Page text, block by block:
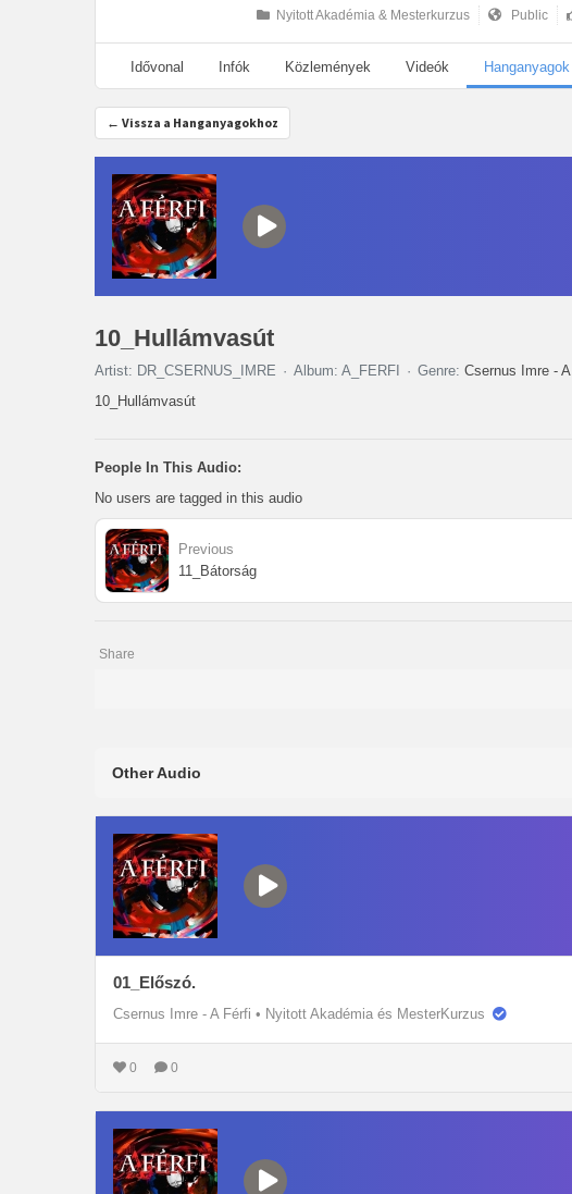
Nyitott Akadémia & Mesterkurzus Public
Idővonal Infók Közlemények Videók Hanganyagok
← Vissza a Hanganyagokhoz
10_Hullámvasút
Artist: DR_CSERNUS_IMRE Album: A_FERFI Genre: Csernus Imre -
10_Hullámvasút
People In This Audio:
No users are tagged in this audio
Previous
11_Bátorság
Share
Other Audio
01_Előszó.
Csernus Imre - A Férfi • Nyitott Akadémia és MesterKurzus
0 0